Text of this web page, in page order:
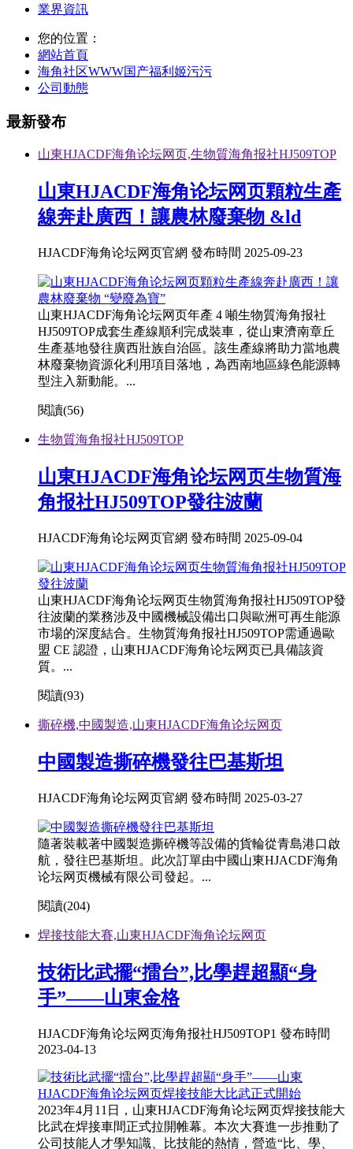
業界資訊
您的位置：
網站首頁
海角社区WWW国产福利姬污污
公司動態
最新發布
山東HJACDF海角论坛网页,生物質海角报社HJ509TOP
山東HJACDF海角论坛网页顆粒生產
線奔赴廣西！讓農林廢棄物 &ld
HJACDF海角论坛网页官網 發布時間 2025-09-23
山東HJACDF海角论坛网页年產 4 噸生物質海角报社
HJ509TOP成套生產線順利完成裝車，從山東濟南章丘
生產基地發往廣西壯族自治區。該生產線將助力當地農
林廢棄物資源化利用項目落地，為西南地區綠色能源轉
型注入新動能。...
閱讀(56)
生物質海角报社HJ509TOP
山東HJACDF海角论坛网页生物質海
角报社HJ509TOP發往波蘭
HJACDF海角论坛网页官網 發布時間 2025-09-04
山東HJACDF海角论坛网页生物質海角报社HJ509TOP發
往波蘭的業務涉及中國機械設備出口與歐洲可再生能源
市場的深度結合。生物質海角报社HJ509TOP需通過歐
盟 CE 認證，山東HJACDF海角论坛网页已具備該資
質。...
閱讀(93)
撕碎機,中國製造,山東HJACDF海角论坛网页
中國製造撕碎機發往巴基斯坦
HJACDF海角论坛网页官網 發布時間 2025-03-27
隨著裝載著中國製造撕碎機等設備的貨輪從青島港口啟
航，發往巴基斯坦。此次訂單由中國山東HJACDF海角
论坛网页機械有限公司發起。...
閱讀(204)
焊接技能大賽,山東HJACDF海角论坛网页
技術比武擺“擂台”,比學趕超顯“身
手”——山東金格
HJACDF海角论坛网页海角报社HJ509TOP1 發布時間
2023-04-13
2023年4月11日，山東HJACDF海角论坛网页焊接技能大
比武在焊接車間正式拉開帷幕。本次大賽進一步推動了
公司技能人才學知識、比技能的熱情，營造“比、學、